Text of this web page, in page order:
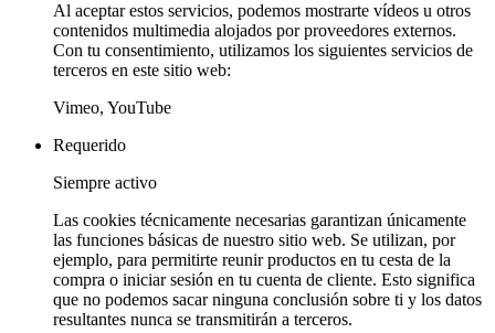
Al aceptar estos servicios, podemos mostrarte vídeos u otros
contenidos multimedia alojados por proveedores externos.
Con tu consentimiento, utilizamos los siguientes servicios de
terceros en este sitio web:
Vimeo, YouTube
Requerido
Siempre activo
Las cookies técnicamente necesarias garantizan únicamente
las funciones básicas de nuestro sitio web. Se utilizan, por
ejemplo, para permitirte reunir productos en tu cesta de la
compra o iniciar sesión en tu cuenta de cliente. Esto significa
que no podemos sacar ninguna conclusión sobre ti y los datos
resultantes nunca se transmitirán a terceros.